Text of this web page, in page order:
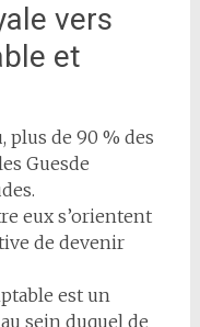
vers
et
de 90 % des
Guesde
eux s’orientent
de devenir
est un
sein duquel de